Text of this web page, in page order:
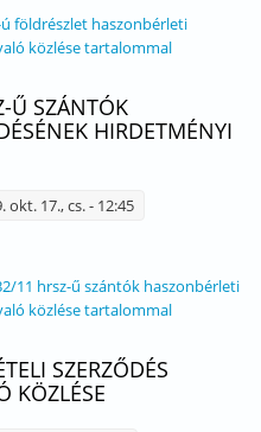
földrészlet haszonbérleti
közlése tartalommal
Ű SZÁNTÓK
HIRDETMÉNYI
okt. 17., cs. - 12:45
11 hrsz-ű szántók haszonbérleti
közlése tartalommal
SZERZŐDÉS
KÖZLÉSE